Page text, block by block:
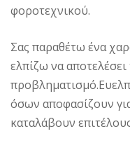
φοροτεχνικού.
Σας παραθέτω ένα
ελπίζω να
όσων αποφασίζουν
καταλάβουν